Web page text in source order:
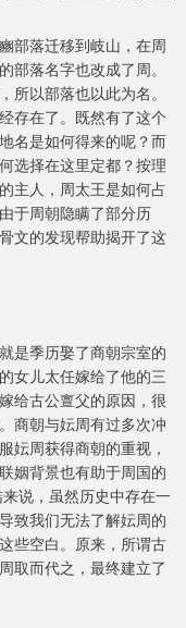
部落迁移到岐山，在周
部落名字也改成了周。
所以部落也以此为名。
存在了。既然有了这个
名是如何得来的呢？而
选择在这里定都？按理
主人，周太王是如何占
于周朝隐瞒了部分历
文的发现帮助揭开了这
是季历娶了商朝宗室的
女儿太任嫁给了他的三
给古公亶父的原因，很
商朝与妘周有过多次冲
妘周获得商朝的重视，
姻背景也有助于周国的
说，虽然历史中存在一
致我们无法了解妘周的
些空白。原来，所谓古
取而代之，最终建立了